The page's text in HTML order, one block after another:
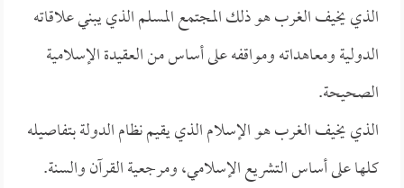
الذي يخيف الغرب هو ذلك المجتمع المسلم الذي يبني علاقاته
الدولية ومعاهداته ومواقفه على أساس من العقيدة الإسلامية
الصحيحة.
الذي يخيف الغرب هو الإسلام الذي يقيم نظام الدولة بتفاصيله
كلها على أساس التشريع الإسلامي، ومرجعية القرآن والسنة.